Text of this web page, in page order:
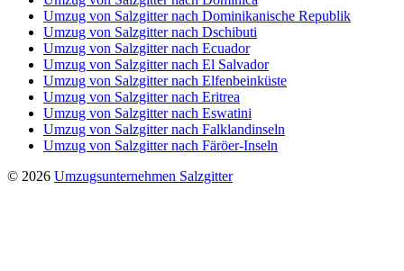
Umzug von Salzgitter nach Dominikanische Republik
Umzug von Salzgitter nach Dschibuti
Umzug von Salzgitter nach Ecuador
Umzug von Salzgitter nach El Salvador
Umzug von Salzgitter nach Elfenbeinküste
Umzug von Salzgitter nach Eritrea
Umzug von Salzgitter nach Eswatini
Umzug von Salzgitter nach Falklandinseln
Umzug von Salzgitter nach Färöer-Inseln
© 2026 Umzugsunternehmen Salzgitter